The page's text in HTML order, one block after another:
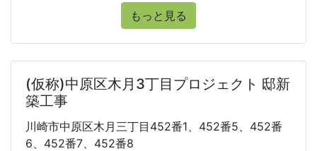
もっと見る
(仮称)中原区木月3丁目プロジェクト 邸新
築工事
川崎市中原区木月三丁目452番1、452番5、452番
6、452番7、452番8